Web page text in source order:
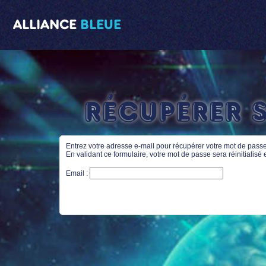
ALLIANCE BLEUE
Récupérer
Entrez votre adresse e-mail pour récupérer votre mot de
En validant ce formulaire, votre mot de passe sera
Email :